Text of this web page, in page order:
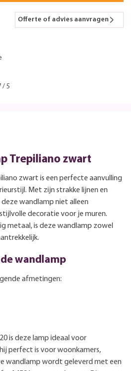
Offerte of advies aanvragen
/ 5
Trepiliano zwart
zwart is een perfecte aanvulling
Met zijn strakke lijnen en
wandlamp niet alleen
decoratie voor je muren.
metaal, is deze wandlamp zowel
wandlamp
afmetingen:
is deze lamp ideaal voor
perfect is voor woonkamers,
wandlamp wordt geleverd met een